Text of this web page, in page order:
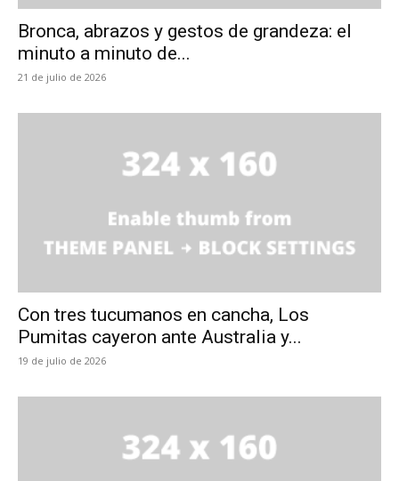
Bronca, abrazos y gestos de grandeza: el
minuto a minuto de...
21 de julio de 2026
Con tres tucumanos en cancha, Los
Pumitas cayeron ante Australia y...
19 de julio de 2026